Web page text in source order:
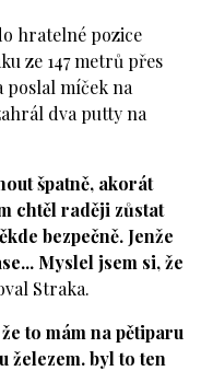
hratelné pozice
ze 147 metrů přes
poslal míček na
dva putty na
špatně, akorát
chtěl raději zůstat
bezpečně. Jenže
Myslel jsem si, že
Straka.
to mám na pětiparu
železem. byl to ten